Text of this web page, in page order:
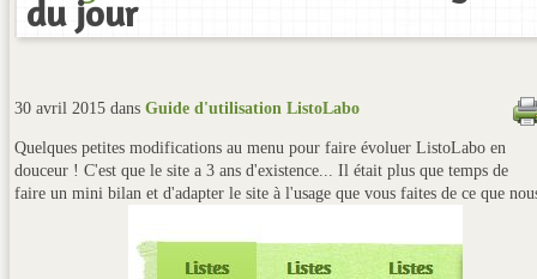
du jour
30 avril 2015 dans Guide d'utilisation ListoLabo
Quelques petites modifications au menu pour faire évoluer ListoLabo en
douceur ! C'est que le site a 3 ans d'existence... Il était plus que temps de
faire un mini bilan et d'adapter le site à l'usage que vous faites de ce que